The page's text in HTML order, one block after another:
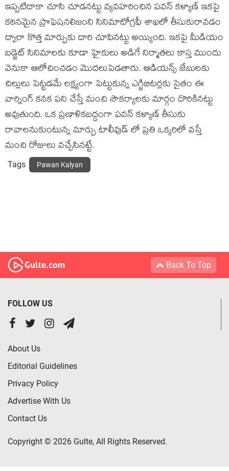
ఇప్పటిదాకా చూసి చూడనట్టు వ్యవహరించిన పవన్ కళ్యాణ్ ఇకపై
కఠినమైన ప్రొఫెషనలిజంని సినిమాటోగ్రఫీ శాఖలో తీసుకురావడం
ద్వారా కొత్త మార్పుకు దారి చూపినట్టు అయ్యింది. ఇకపై మీడియం
బడ్జెట్ సినిమాలకు కూడా హైకులు అడిగే నిర్మాతలు కాస్త ముందు
వెనుకా ఆలోచించడం మొదలుపెడతారు. ఆడియన్స్ జేబులకు
చిల్లులు పెట్టడమే లక్ష్యంగా పెట్టుకున్న ఎగ్జిబిటర్లకు సైతం ఈ
వార్నింగ్ కనక పని చేస్తే మంచి సౌకర్యాలకు మార్గం దొరికినట్టు
అవుతుంది. ఒక ప్రణాళికబద్దంగా పవన్ కళ్యాణ్ తీసుకు
రావాలనుకుంటున్న మార్పు టాలీవుడ్ లో ప్రతి ఒక్కరిలో వస్తే
మంచి రోజులు వచ్చేసినట్టే.
Tags Pawan Kalyan
Back To Top
FOLLOW US
About Us
Editorial Guidelines
Privacy Policy
Advertise With Us
Contact Us
Copyright © 2026 Gulte, All Rights Reserved.